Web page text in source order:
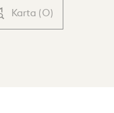
Karta (0)